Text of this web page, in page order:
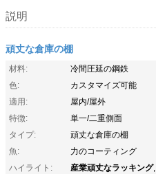
説明
頑丈な倉庫の棚
材料:
冷間圧延の鋼鉄
色:
カスタマイズ可能
適用:
屋内/屋外
特徴:
単一/二重側面
タイプ:
頑丈な倉庫の棚
魚:
力のコーティング
ハイライト:
産業頑丈なラッキング,